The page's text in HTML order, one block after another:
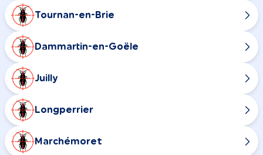
Tournan-en-Brie
Dammartin-en-Goële
Juilly
Longperrier
Marchémoret